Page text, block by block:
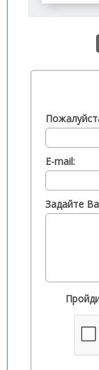
E-mail:
Задайте